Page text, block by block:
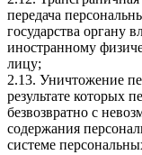
передача
государства органу
иностранному
лицу;
2.13. Уничтожение
результате которых
безвозвратно с
содержания
системе